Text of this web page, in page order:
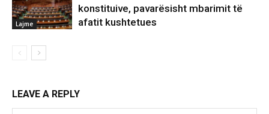
Lajme
konstituive, pavarësisht mbarimit të
afatit kushtetues
LEAVE A REPLY